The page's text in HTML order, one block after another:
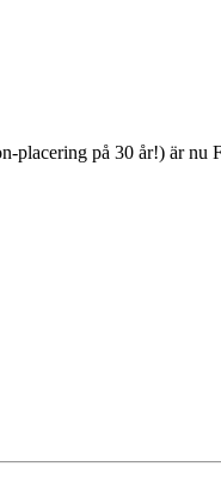
placering på 30 år!) är nu